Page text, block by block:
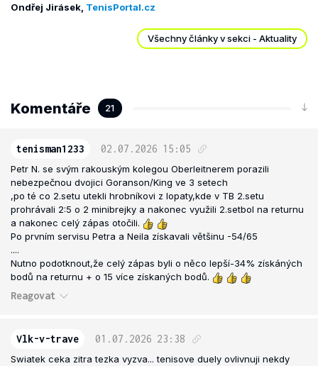
Ondřej Jirásek, TenisPortal.cz
Všechny články v sekci - Aktuality
Komentáře 21
tenisman1233 02.07.2026 15:05
Petr N. se svým rakouským kolegou Oberleitnerem porazili
nebezpečnou dvojici Goranson/King ve 3 setech
,po té co 2.setu utekli hrobníkovi z lopaty,kde v TB 2.setu
prohrávali 2:5 o 2 minibrejky a nakonec využili 2.setbol na returnu
a nakonec celý zápas otočili.
Po prvním servisu Petra a Neila získavali většinu -54/65
....
Nutno podotknout,že celý zápas byli o něco lepší-34% získáných
bodů na returnu + o 15 více získaných bodů.
Reagovat
Vlk-v-trave 01.07.2026 23:38
Swiatek ceka zitra tezka vyzva... tenisove duely ovlivnuji nekdy